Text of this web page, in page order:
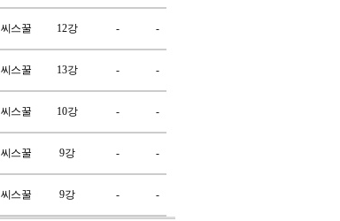
씨스꿀 12강 - -
씨스꿀 13강 - -
씨스꿀 10강 - -
씨스꿀 9강 - -
씨스꿀 9강 - -